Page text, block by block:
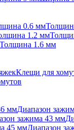
0.6 мм
1.2 мм
Толщина 1.6 мм
Клещи для
ммДиапазон
зажима 43 мм
45 ммДиапазон